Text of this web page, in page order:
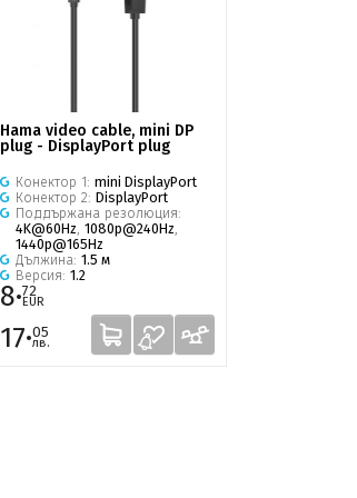
Hama video cable, mini DP
plug - DisplayPort plug
Конектор 1: mini DisplayPort
Конектор 2: DisplayPort
Поддържана резолюция:
4K@60Hz 1080p@240Hz
1440p@165Hz
Дължина: 1.5 м
Версия: 1.2
8·72
EUR
17·05
лв.